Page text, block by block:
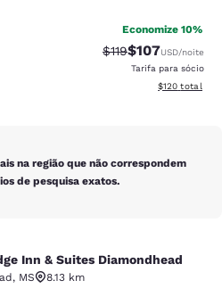
Economize 10%
Tarifa anterior
$119Tarifa com
$107USD/noite
Tarifa para sócio
Exibir
$120 total
na região que não correspondem
de pesquisa exatos.
& Suites
Inn & Suites Diamondhead
, MS
8.13 km
3.73 estrelas. Bom. 611 avaliações